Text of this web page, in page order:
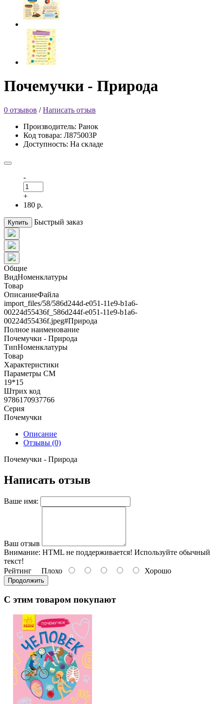
Почемучки - Природа
0 отзывов /Написать отзыв
Производитель: Ранок
Код товара: Л875003Р
Доступность: На складе
-
+
180 р.
Купить Быстрый заказ
Общие
ВидНоменклатуры
Товар
ОписаниеФайла
import_files/58/586d244d-e051-11e9-b1a6-
00224d55436f_586d244f-e051-11e9-b1a6-
00224d55436f.jpeg#Природа
Полное наименование
Почемучки - Природа
ТипНоменклатуры
Товар
Характеристики
Параметры СМ
19*15
Штрих код
9786170937766
Серия
Почемучки
Описание
Отзывы (0)
Почемучки - Природа
Написать отзыв
Ваше имя:
Ваш отзыв
Внимание: HTML не поддерживается! Используйте обычный
текст!
Рейтинг Плохо Хорошо
Продолжить
С этим товаром покупают